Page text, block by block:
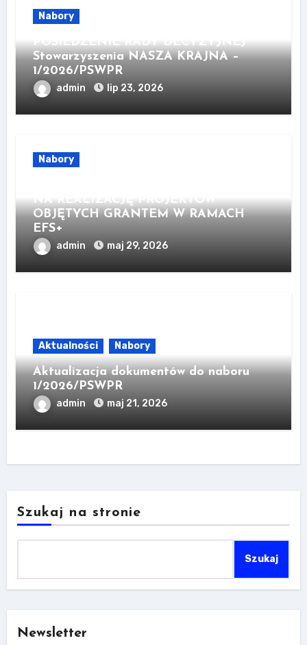
Nabory
POSIEDZENIE RADY DECYZYJNEJ
Stowarzyszenia NASZA KRAJNA –
1/2026/PSWPR
admin lip 23, 2026
Nabory
NA REALIZACJĘ PROJEKTÓW
OBJĘTYCH GRANTEM W RAMACH
EFS+
admin maj 29, 2026
Aktualności Nabory
Aktualizacja dokumentów do naboru
1/2026/PSWPR
admin maj 21, 2026
Szukaj na stronie
Szukaj
Newsletter